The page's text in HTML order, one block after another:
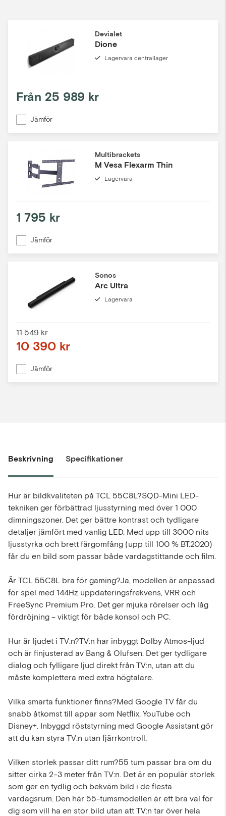
Devialet
Dione
Lagervara centrallager
Från 25 989 kr
Jämför
Multibrackets
M Vesa Flexarm Thin
Lagervara
1 795 kr
Jämför
Sonos
Arc Ultra
Lagervara
11 549 kr
10 390 kr
Jämför
Beskrivning Specifikationer
Hur är bildkvaliteten på TCL 55C8L?SQD-Mini LED-
tekniken ger förbättrad ljusstyrning med över 1 000
dimningszoner. Det ger bättre kontrast och tydligare
detaljer jämfört med vanlig LED. Med upp till 3000 nits
ljusstyrka och brett färgomfång (upp till 100 % BT.2020)
får du en bild som passar både vardagstittande och film.
Är TCL 55C8L bra för gaming?Ja, modellen är anpassad
för spel med 144Hz uppdateringsfrekvens, VRR och
FreeSync Premium Pro. Det ger mjuka rörelser och låg
fördröjning – viktigt för både konsol och PC.
Hur är ljudet i TV:n?TV:n har inbyggt Dolby Atmos-ljud
och är finjusterad av Bang & Olufsen. Det ger tydligare
dialog och fylligare ljud direkt från TV:n, utan att du
måste komplettera med extra högtalare.
Vilka smarta funktioner finns?Med Google TV får du
snabb åtkomst till appar som Netflix, YouTube och
Disney+. Inbyggd röststyrning med Google Assistant gör
att du kan styra TV:n utan fjärrkontroll.
Vilken storlek passar ditt rum?55 tum passar bra om du
sitter cirka 2–3 meter från TV:n. Det är en populär storlek
som ger en tydlig och bekväm bild i de flesta
vardagsrum. Den här 55-tumsmodellen är ett bra val för
dig som vill ha en stor bild utan att TV:n tar över hela